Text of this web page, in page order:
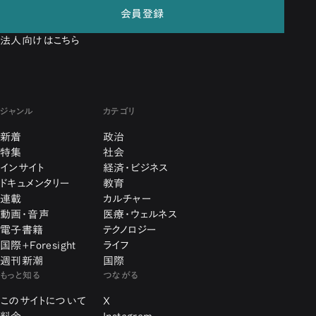
会員登録
法人向けはこちら
ジャンル
新着
特集
インサイト
ドキュメンタリー
連載
動画・音声
電子書籍
国際+Foresight
週刊新潮
カテゴリ
政治
社会
経済・ビジネス
教育
カルチャー
医療・ウェルネス
テクノロジー
ライフ
国際
もっと知る
このサイトについて
つながる
X